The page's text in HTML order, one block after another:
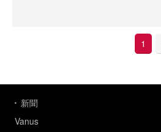
1
新聞
Vanus